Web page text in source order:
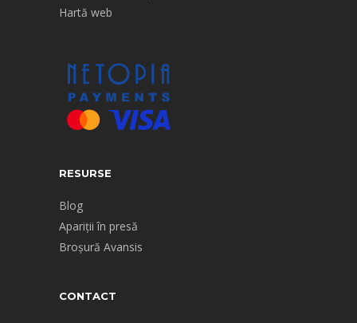
Hartă web
RESURSE
Blog
Apariții în presă
Broșură Avansis
CONTACT